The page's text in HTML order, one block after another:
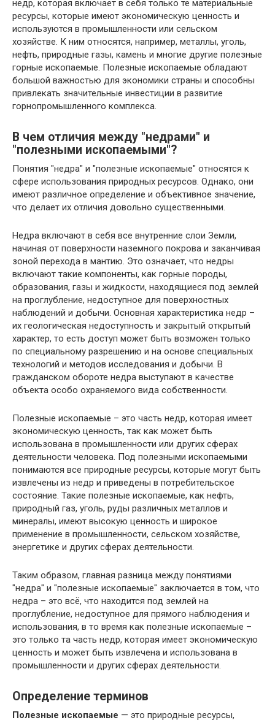
недр, которая включает в себя только те материальные
ресурсы, которые имеют экономическую ценность и
используются в промышленности или сельском
хозяйстве. К ним относятся, например, металлы, уголь,
нефть, природные газы, камень и многие другие полезные
горные ископаемые. Полезные ископаемые обладают
большой важностью для экономики страны и способны
привлекать значительные инвестиции в развитие
горнопромышленного комплекса.
В чем отличия между "недрами" и
"полезными ископаемыми"?
Понятия "недра" и "полезные ископаемые" относятся к
сфере использования природных ресурсов. Однако, они
имеют различное определение и объективное значение,
что делает их отличия довольно существенными.
Недра включают в себя все внутренние слои Земли,
начиная от поверхности наземного покрова и заканчивая
зоной перехода в мантию. Это означает, что недры
включают такие компоненты, как горные породы,
образования, газы и жидкости, находящиеся под землей
на проглубление, недоступное для поверхностных
наблюдений и добычи. Основная характеристика недр –
их геологическая недоступность и закрытый открытый
характер, то есть доступ может быть возможен только
по специальному разрешению и на основе специальных
технологий и методов исследования и добычи. В
гражданском обороте недра выступают в качестве
объекта особо охраняемого вида собственности.
Полезные ископаемые – это часть недр, которая имеет
экономическую ценность, так как может быть
использована в промышленности или других сферах
деятельности человека. Под полезными ископаемыми
понимаются все природные ресурсы, которые могут быть
извлечены из недр и приведены в потребительское
состояние. Такие полезные ископаемые, как нефть,
природный газ, уголь, руды различных металлов и
минералы, имеют высокую ценность и широкое
применение в промышленности, сельском хозяйстве,
энергетике и других сферах деятельности.
Таким образом, главная разница между понятиями
"недра" и "полезные ископаемые" заключается в том, что
недра – это всё, что находится под землей на
проглубление, недоступное для прямого наблюдения и
использования, в то время как полезные ископаемые –
это только та часть недр, которая имеет экономическую
ценность и может быть извлечена и использована в
промышленности и других сферах деятельности.
Определение терминов
Полезные ископаемые — это природные ресурсы,